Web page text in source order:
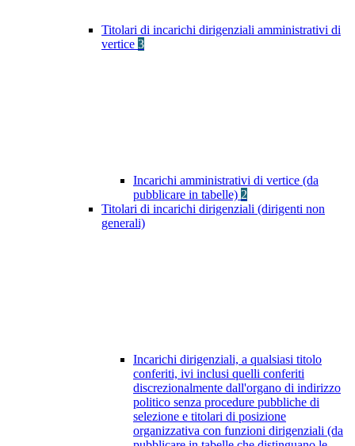
Titolari di incarichi dirigenziali amministrativi di
vertice 3
Incarichi amministrativi di vertice (da
pubblicare in tabelle) 2
Titolari di incarichi dirigenziali (dirigenti non
generali)
Incarichi dirigenziali, a qualsiasi titolo
conferiti, ivi inclusi quelli conferiti
discrezionalmente dall'organo di indirizzo
politico senza procedure pubbliche di
selezione e titolari di posizione
organizzativa con funzioni dirigenziali (da